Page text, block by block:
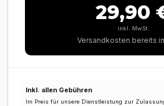
29,90
inkl. MwSt.
Versandkosten bereits
Inkl. allen Gebühren
Im Preis für unsere Dienstleistung zur